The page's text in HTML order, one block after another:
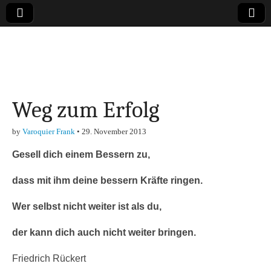
Finanzen,
Marketing-, Vertrieb-
& Investment-Tipps
Weg zum Erfolg
by Varoquier Frank • 29. November 2013
Gesell dich einem Bessern zu,
dass mit ihm deine bessern Kräfte ringen.
Wer selbst nicht weiter ist als du,
der kann dich auch nicht weiter bringen.
Friedrich Rückert